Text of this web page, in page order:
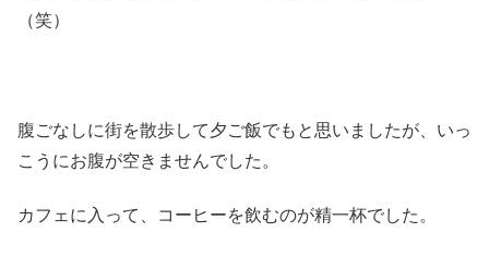
（笑）
腹ごなしに街を散歩して夕ご飯でもと思いましたが、いっ
こうにお腹が空きませんでした。
カフェに入って、コーヒーを飲むのが精一杯でした。